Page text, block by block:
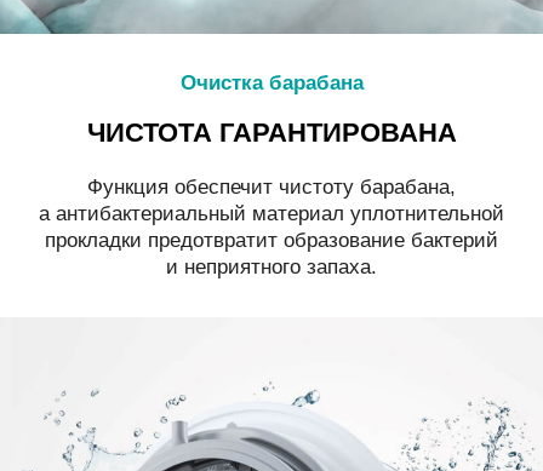
Очистка барабана
ЧИСТОТА ГАРАНТИРОВАНА
Функция обеспечит чистоту барабана,
а антибактериальный материал уплотнительной
прокладки предотвратит образование бактерий
и неприятного запаха.